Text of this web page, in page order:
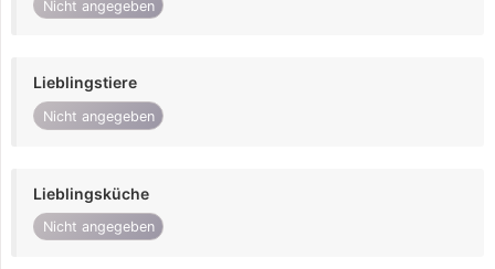
Nicht angegeben
Lieblingstiere
Nicht angegeben
Lieblingsküche
Nicht angegeben